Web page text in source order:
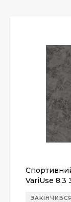
VariUse 8.3
ЗАКІНЧИВСЯ